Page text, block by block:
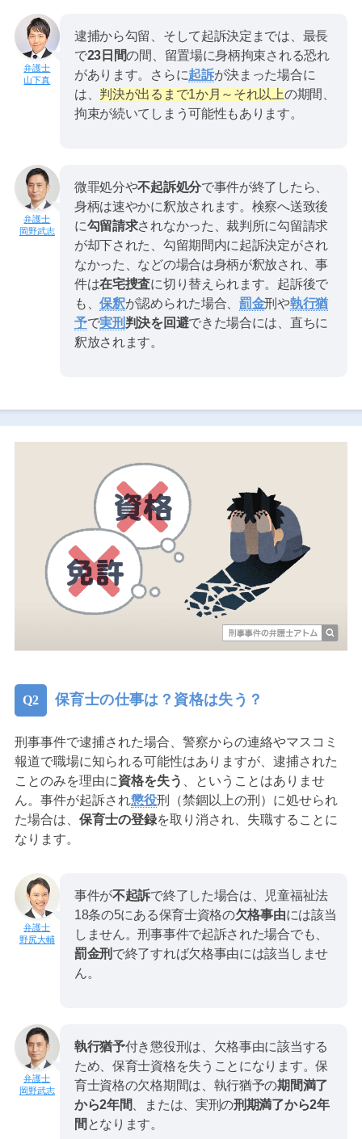
山下真
逮捕から勾留、そして起訴決定までは、最長
で23日間の間、留置場に身柄拘束される恐れ
があります。さらに起訴が決まった場合に
は、 判決が出るまで1か月～それ以上の期間、
拘束が続いてしまう可能性もあります。
岡野武志
微罪処分や不起訴処分で事件が終了したら、
身柄は速やかに釈放されます。検察へ送致後
に勾留請求されなかった、裁判所に勾留請求
が却下された、勾留期間内に起訴決定がされ
なかった、などの場合は身柄が釈放され、事
件は在宅捜査に切り替えられます。起訴後で
も、保釈が認められた場合、罰金刑や執行猶
予で実刑 判決を回避できた場合には、直ちに
釈放されます。
保育士の仕事は？資格は失う？
刑事事件で逮捕された場合、警察からの連絡やマスコミ
報道で職場に知られる可能性はありますが、逮捕された
ことのみを理由に資格を失う
、ということはありませ
ん。事件が起訴され懲役刑（禁錮以上の刑）に処せられ
た場合は、 保育士の登録を取り消され、失職することに
なります。
野尻大輔
事件が不起訴で終了した場合は、児童福祉法
18条の5にある保育士資格の欠格事由には該当
しません。刑事事件で起訴された場合でも、
罰金刑 で終了すれば欠格事由には該当しませ
ん。
岡野武志
執行猶予付き懲役刑は、欠格事由に該当する
ため、保育士資格を失うことになります。保
育士資格の欠格期間は、執行猶予の期間満了
から2年間 、または、実刑の刑期満了から2年
間 となります。